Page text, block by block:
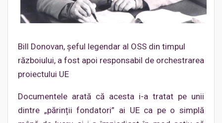
Bill Donovan, șeful legendar al OSS din timpul
războiului, a fost apoi responsabil de orchestrarea
proiectului UE
Documentele arată că acesta i-a tratat pe unii
dintre „părinții fondatori” ai UE ca pe o simplă